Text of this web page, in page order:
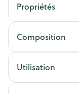
Propriétés
Composition
Utilisation